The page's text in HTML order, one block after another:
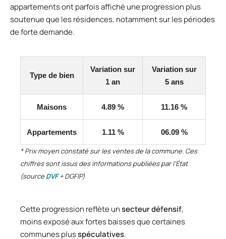
appartements ont parfois affiché une progression plus
soutenue que les résidences, notamment sur les périodes
de forte demande.
Type de bien
Variation sur
1 an
Variation sur
5 ans
Maisons 4.89 % 11.16 %
Appartements 1.11 % 06.09 %
* Prix moyen constaté sur les ventes de la commune. Ces
chiffres sont issus des informations publiées par l’État
(source DVF+ DGFIP)
Cette progression reflète unsecteur défensif,
moins exposé aux fortes baisses que certaines
communes plusspéculatives.